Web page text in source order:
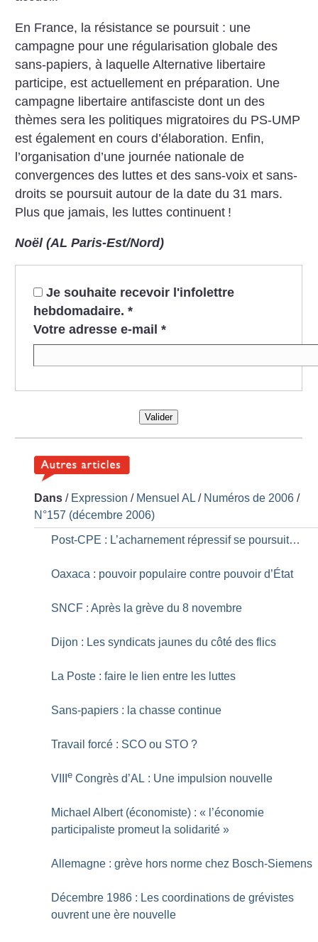
En France, la résistance se poursuit : une
campagne pour une régularisation globale des
sans-papiers, à laquelle Alternative libertaire
participe, est actuellement en préparation. Une
campagne libertaire antifasciste dont un des
thèmes sera les politiques migratoires du PS-UMP
est également en cours d’élaboration. Enfin,
l’organisation d’une journée nationale de
convergences des luttes et des sans-voix et sans-
droits se poursuit autour de la date du 31 mars.
Plus que jamais, les luttes continuent !
Noël (AL Paris-Est/Nord)
Je souhaite recevoir l'infolettre
hebdomadaire. *
Votre adresse e-mail *
Valider
Dans / Expression / Mensuel AL / Numéros de 2006 /
N°157 (décembre 2006)
Post-CPE : L’acharnement répressif se poursuit…
Oaxaca : pouvoir populaire contre pouvoir d’État
SNCF : Après la grève du 8 novembre
Dijon : Les syndicats jaunes du côté des flics
La Poste : faire le lien entre les luttes
Sans-papiers : la chasse continue
Travail forcé : SCO ou STO ?
VIIIe Congrès d’AL : Une impulsion nouvelle
Michael Albert (économiste) : « l’économie
participaliste promeut la solidarité »
Allemagne : grève hors norme chez Bosch-Siemens
Décembre 1986 : Les coordinations de grévistes
ouvrent une ère nouvelle